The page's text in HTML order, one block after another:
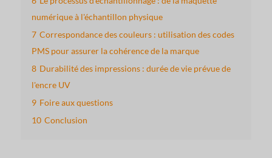
numérique à l'échantillon physique
7 Correspondance des couleurs : utilisation des codes
PMS pour assurer la cohérence de la marque
8 Durabilité des impressions : durée de vie prévue de
l'encre UV
9 Foire aux questions
10 Conclusion